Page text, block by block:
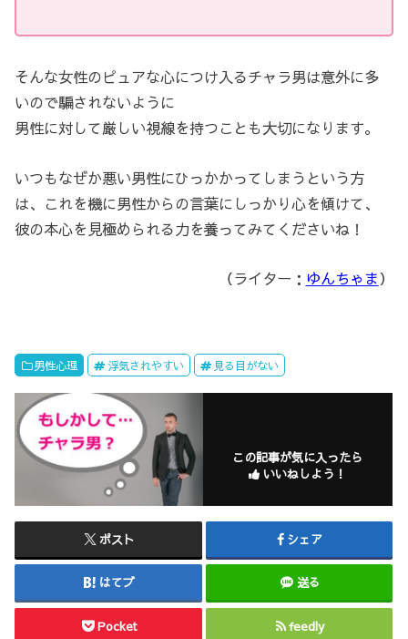
そんな女性のピュアな心につけ入るチャラ男は意外に多
いので騙されないように
男性に対して厳しい視線を持つことも大切になります。
いつもなぜか悪い男性にひっかかってしまうという方
は、これを機に男性からの言葉にしっかり心を傾けて、
彼の本心を見極められる力を養ってみてくださいね！
（ライター： ゆんちゃま）
男性心理 浮気されやすい 見る目がない
この記事が気に入ったら
いいねしよう！
ポスト シェア
はてブ 送る
Pocket feedly